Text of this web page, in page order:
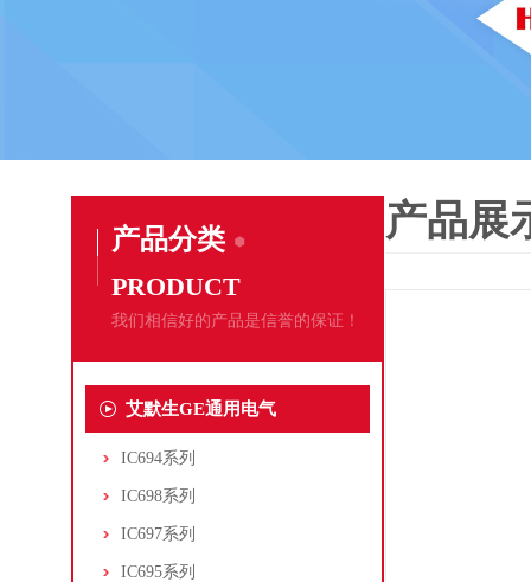
产品分类
PRODUCT
我们相信好的产品是信誉的保证！
艾默生GE通用电气
IC694系列
IC698系列
IC697系列
IC695系列
产品展